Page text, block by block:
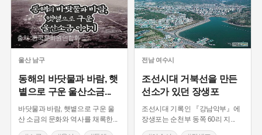
#단지 #내성 #28독립선언 #지명유래 #강동구
#용인의 전설 #끈기 #제주도설화 #전설 #나주
#강진 #목민관 #빵지순례 #먼우금 #지명 #풍속
#바위설화 #강서구
#상서리 오재호 #여성의원 #용인
#동해
출처 :한국문화원연합회
울산 남구
동해의 바닷물과 바람, 햇
볕으로 구운 울산소금...
바닷물과 바람, 햇볕으로 구운 울
산 소금의 문화와 역사를 채록한...
전남 여수시
조선시대 거북선을 만든
선소가 있던 장생포
조선시대 기록인 『강남악부』에
장생포는 순천부 동쪽 60리 지